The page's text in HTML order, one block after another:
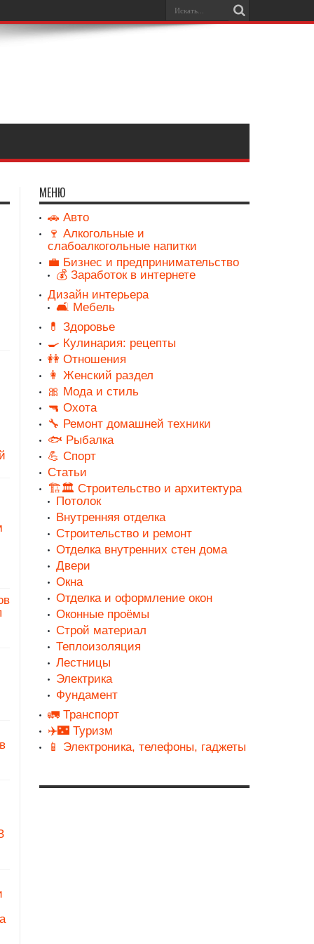
МЕНЮ
🚗 Авто
🍷 Алкогольные и
слабоалкогольные напитки
💼 Бизнес и предпринимательство
💰 Заработок в интернете
Дизайн интерьера
🛋️ Мебель
💊 Здоровье
🍳 Кулинария: рецепты
👭 Отношения
👩 Женский раздел
🎀 Мода и стиль
🔫 Охота
🔧 Ремонт домашней техники
🐟 Рыбалка
💪 Спорт
Статьи
🏗️🏛️ Строительство и архитектура
Потолок
Внутренняя отделка
Строительство и ремонт
Отделка внутренних стен дома
Двери
Окна
Отделка и оформление окон
Оконные проёмы
Строй материал
Теплоизоляция
Лестницы
Электрика
Фундамент
🚛 Транспорт
✈️🌃 Туризм
📱 Электроника, телефоны, гаджеты